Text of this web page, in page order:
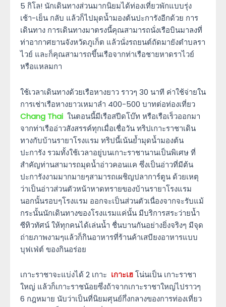
5 กิโล! นักเดินทางส่วนมากนิยมได้ท่องเที่ยวพักแบบรุ่ง
เช้า-เย็น กลับ แล้วก็ไปมุดน้ำมองต้นปะการังอีกด้วย การ
เดินทาง การเดินทางมาตรงนี้คุณสามารถนั่งเรือบินมาลงที่
ท่าอากาศยานจังหวัดภูเก็ต แล้วนั่งรถยนต์ถัดมายังตำบลรา
ไวย์ และก็คุณสามารถขึ้นเรือจากท่าเรือชายหาดราไวย์
หรือแหลมกา
ใช้เวลาเดินทางด้วยเรือหางยาว ราวๆ 30 นาที ค่าใช้จ่ายใน
การเช่าเรือหางยาวเหมาลำ 400-500 บาทต่อท่องเที่ยว
Chang Thai ในตอนนี้มีเรือสปีดโบ๊ท หรือเรือเร็วออกมา
จากท่าเรืออ่าวสังสรรค์ทุกเมื่อเชื่อวัน ทริปเกาะราชาเดิน
ทางกับบ้านรายาโรงแรม ทริปนี้เน้นย้ำมุดน้ำมองต้น
ปะการัง รวมทั้งใช้เวลาอยู่บนเกาะราชานานเป็นพิเศษ ที่
สำคัญท่านสามารถมุดน้ำอ่าวคอนแค ซึ่งเป็นอ่าวที่มีต้น
ปะการังงามมากมายๆสามารถเผชิญปลาการ์ตูน ด้วยเหตุ
ว่าเป็นอ่าวส่วนตัวหน้าหาดทรายของบ้านรายาโรงแรม
นอกนั้นรอบๆโรงแรม ออกจะเป็นส่วนตัวเนื่องจากจะรับแม้
กระนั้นนักเดินทางของโรงแรมแค่นั้น มีบริการสระว่ายน้ำ
ซีทิวทัศน์ ให้ทุกคนได้เล่นน้ำ ชื่นบานกันอย่างยิ่งจริงๆ มีจุด
ถ่ายภาพงามๆแล้วก็กินอาหารที่ร้านค้าเสบียงอาหารแบบ
บุฟเฟ่ต์ ของกินอร่อย
เกาะราชาจะแบ่งได้ 2 เกาะ เกาะเฮโน่นเป็น เกาะราชา
ใหญ่ แล้วก็เกาะราชน้อยซึ่งถ้าจากเกาะราชาใหญ่ไปราวๆ
6 กฎหมาย นับว่าเป็นที่นิยมศุนย์กึ่งกลางของการท่องเที่ยว